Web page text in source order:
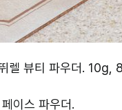
렐 뷰티 파우더. 10g,
이스 파우더.